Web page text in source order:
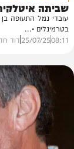
דוד חדד 0